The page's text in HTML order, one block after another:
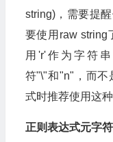
string)，需要提
要使用raw string
用'r'作为字符
符"\"和"n"，而不
式时推荐使用这种
正则表达式元字